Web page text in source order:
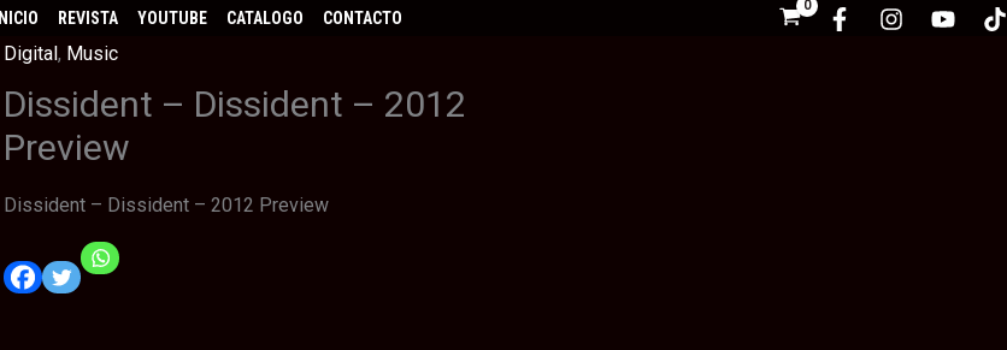
INICIO REVISTA YOUTUBE CATALOGO CONTACTO
Digital, Music
Dissident – Dissident – 2012
Preview
Dissident – Dissident – 2012 Preview